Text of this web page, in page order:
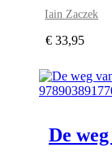
Iain Zaczek
€ 33,95
De